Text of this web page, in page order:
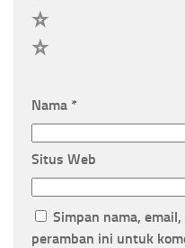
Nama *
Situs Web
Simpan nama,
peramban ini untuk